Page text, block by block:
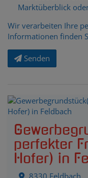
Marktüberblick
Wir verarbeiten Ihre
Informationen finden
Senden
perfekter
Hofer) in